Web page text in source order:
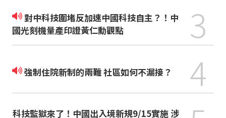
對中科技圍堵反加速中國科技自主？！中
國光刻機量產印證黃仁勳觀點
3
強制住院新制的兩難 社區如何不漏接？ 4
科技監獄來了！中國出入境新規9/15實施 涉